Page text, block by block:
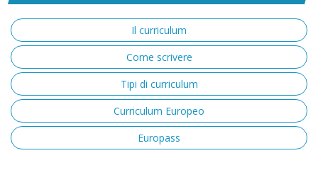
Il curriculum
Come scrivere
Tipi di curriculum
Curriculum Europeo
Europass